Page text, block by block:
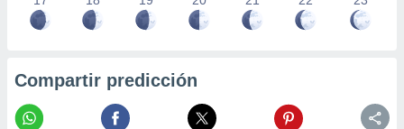
Compartir predicción